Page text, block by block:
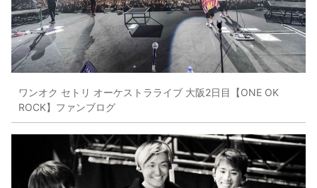
ワンオク セトリ オーケストラライブ 大阪2日目【ONE OK
ROCK】ファンブログ